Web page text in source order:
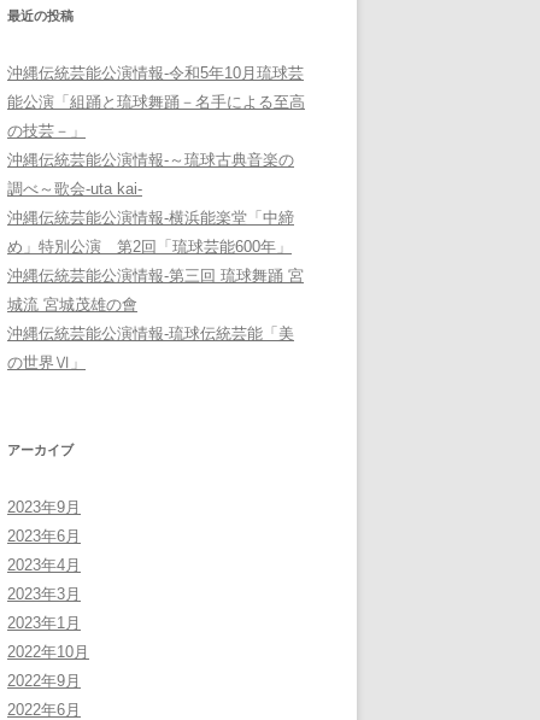
最近の投稿
沖縄伝統芸能公演情報-令和5年10月琉球芸
能公演「組踊と琉球舞踊－名手による至高
の技芸－」
沖縄伝統芸能公演情報-～琉球古典音楽の
調べ～歌会-uta kai-
沖縄伝統芸能公演情報-横浜能楽堂「中締
め」特別公演 第2回「琉球芸能600年」
沖縄伝統芸能公演情報-第三回 琉球舞踊 宮
城流 宮城茂雄の會
沖縄伝統芸能公演情報-琉球伝統芸能「美
の世界Ⅵ」
アーカイブ
2023年9月
2023年6月
2023年4月
2023年3月
2023年1月
2022年10月
2022年9月
2022年6月